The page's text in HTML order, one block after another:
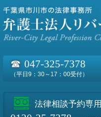
☎ 047-325-7378
（平日9：30～17：00受付）
法律相談予約専